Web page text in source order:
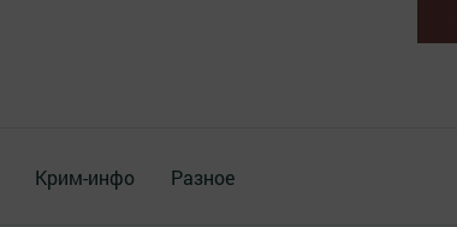
Крим-инфо Разное